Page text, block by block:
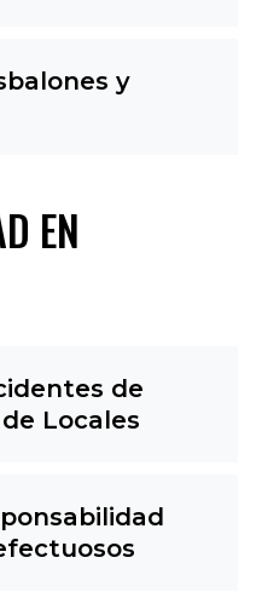
y
EN
de
Locales